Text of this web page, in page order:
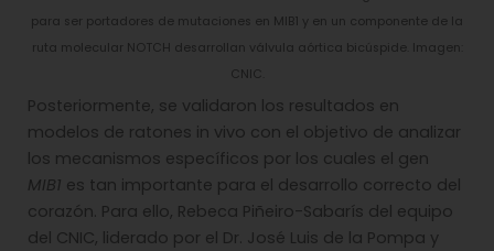
para ser portadores de mutaciones en MIB1 y en un componente de la
ruta molecular NOTCH desarrollan válvula aórtica bicúspide. Imagen:
CNIC.
Posteriormente, se validaron los resultados en
modelos de ratones in vivo con el objetivo de analizar
los mecanismos específicos por los cuales el gen
MIB1 es tan importante para el desarrollo correcto del
corazón. Para ello, Rebeca Piñeiro-Sabarís del equipo
del CNIC, liderado por el Dr. José Luis de la Pompa y